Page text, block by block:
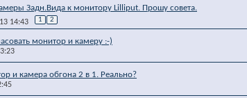
Задн.Вида к монитору Lilliput. Прошу совета.
14:43 1 2
монитор и камеру :-)
и камера обгона 2 в 1. Реально?